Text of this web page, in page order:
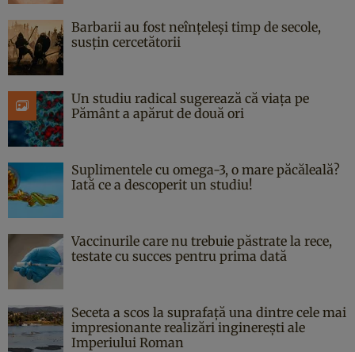
Barbarii au fost neînțeleși timp de secole,
susțin cercetătorii
Un studiu radical sugerează că viața pe
Pământ a apărut de două ori
Suplimentele cu omega-3, o mare păcăleală?
Iată ce a descoperit un studiu!
Vaccinurile care nu trebuie păstrate la rece,
testate cu succes pentru prima dată
Seceta a scos la suprafață una dintre cele mai
impresionante realizări inginerești ale
Imperiului Roman